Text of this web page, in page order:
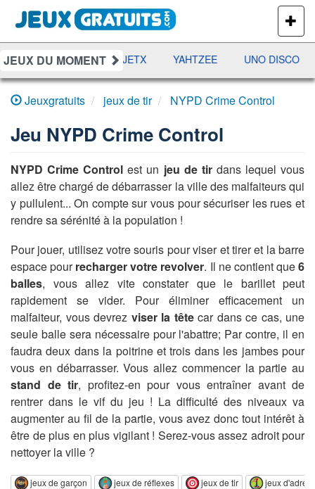
PLUS
DE
JEUX
JEUX DU MOMENT
DAMES RAMI JETX YAHTZEE UNO DISCO
Jeuxgratuits jeux de tir NYPD Crime Control
Jeu NYPD Crime Control
NYPD Crime Control est un jeu de tirdans lequel vous
allez être chargé de débarrasser la ville des malfaiteurs qui
y pullulent... On compte sur vous pour sécuriser les rues et
rendre sa sérénité à la population !
Pour jouer, utilisez votre souris pour viser et tirer et la barre
espace pourrecharger votre revolver. Il ne contient que6
balles, vous allez vite constater que le barillet peut
rapidement se vider. Pour éliminer efficacement un
malfaiteur, vous devrez viser la têtecar dans ce cas, une
seule balle sera nécessaire pour l'abattre; Par contre, il en
faudra deux dans la poitrine et trois dans les jambes pour
vous en débarrasser. Vous allez commencer la partie au
stand de tir, profitez-en pour vous entraîner avant de
rentrer dans le vif du jeu ! La difficulté des niveaux va
augmenter au fil de la partie, vous avez donc tout intérêt à
être de plus en plus vigilant ! Serez-vous assez adroit pour
nettoyer la ville ?
jeux de garçon jeux de réflexes jeux de tir jeux